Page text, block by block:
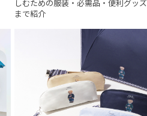
しむための服装・必需品・便利グッズ
まで紹介